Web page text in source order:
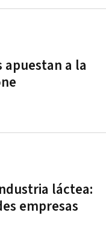
a la
láctea:
empresas